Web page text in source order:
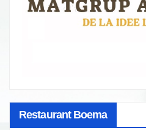
Restaurant Boema